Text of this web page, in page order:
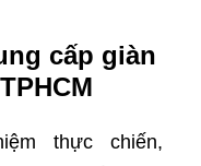
cấp giàn
thực chiến,